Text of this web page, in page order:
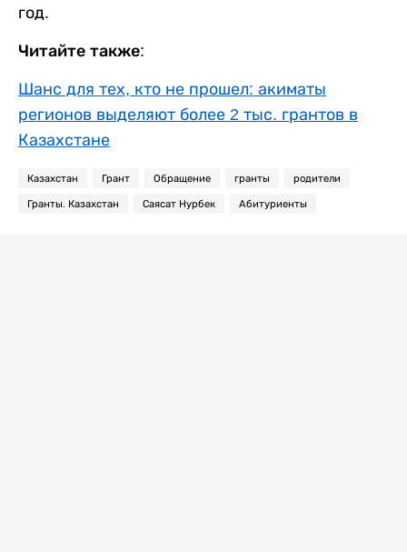
год.
Читайте также:
Шанс для тех, кто не прошел: акиматы
регионов выделяют более 2 тыс. грантов в
Казахстане
Казахстан Грант Обращение гранты родители
Гранты. Казахстан Саясат Нурбек Абитуриенты